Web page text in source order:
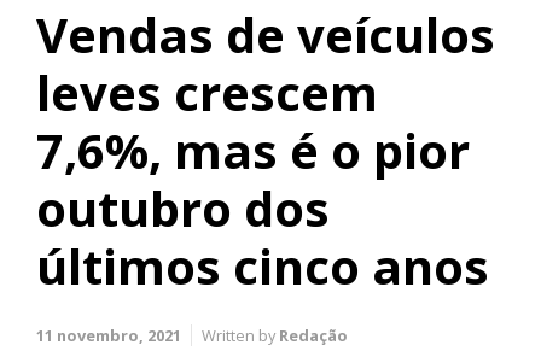
Vendas de veículos
leves crescem
7,6%, mas é o pior
outubro dos
últimos cinco anos
11 novembro, 2021 Written by Redação